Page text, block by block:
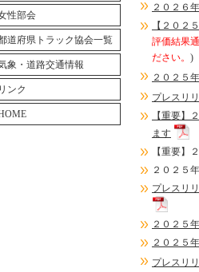
性部会
道府県トラック協会一覧
象・道路交通情報
リンク
２０２６
【２０２
評価結果
ださい。 )
２０２５
プレスリ
【重要】
ます
【重要】
２０２５
プレスリ
２０２５
２０２５
プレスリ